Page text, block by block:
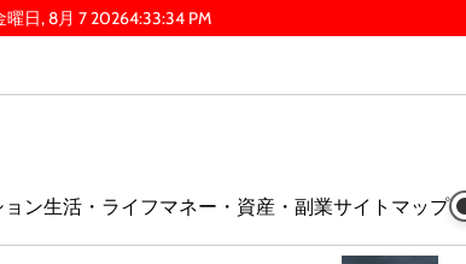
曜日, 8月 7 20264:33:35 PM
ョン生活・ライフマネー・資産・副業サイトマップ